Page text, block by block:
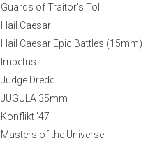
Guards of Traitor's Toll
Hail Caesar
Hail Caesar Epic Battles (15mm)
Impetus
Judge Dredd
JUGULA 35mm
Konflikt '47
Masters of the Universe